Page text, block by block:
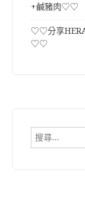
+鹹豬肉♡♡
♡♡分享
♡♡
搜
尋